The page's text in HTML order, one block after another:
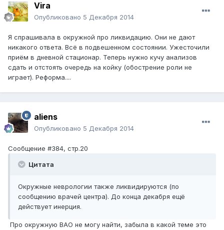
Vira
Опубликовано 5 Декабря 2014
Я спрашивала в окружной про ликвидацию. Они не дают
никакого ответа. Всё в подвешенном состоянии. Ужесточили
приём в дневной стационар. Теперь нужно кучу анализов
сдать и отстоять очередь на койку (обострение роли не
играет). Реформа....
aliens
Опубликовано 5 Декабря 2014
Сообщение #384, стр.20
Цитата
Окружные неврологии также ликвидируются (по
сообщению врачей центра). До конца декабря ещё
действует инерция.
Про окружную ВАО не могу найти, забыла в какой теме это